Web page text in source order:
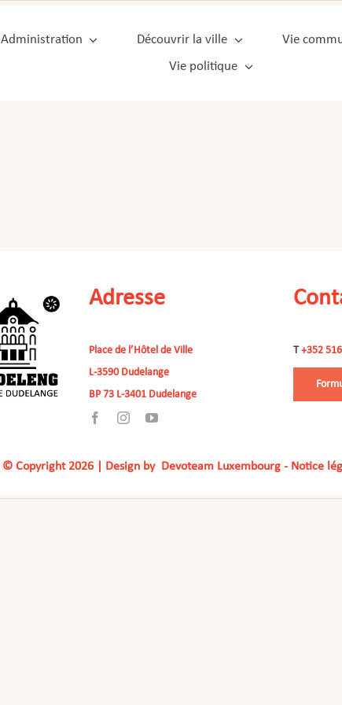
Administration Découvrir la ville
Vie
Vie politique
Adresse
Place de l’Hôtel de Ville
L-3590 Dudelange
BP 73 L-3401 Dudelange
T+352
© Copyright 2026 | Design by Devoteam Luxembourg- Notice